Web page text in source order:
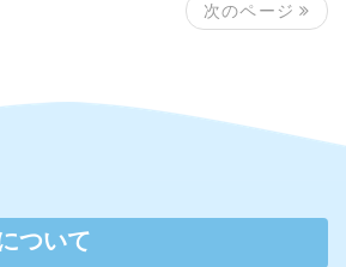
次のページ
ついて